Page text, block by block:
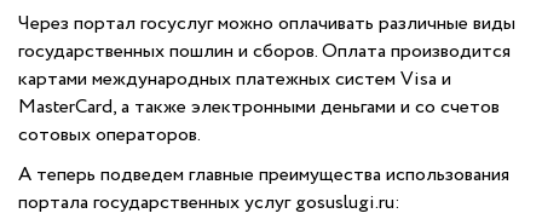
Через портал госуслуг можно оплачивать различные виды
государственных пошлин и сборов. Оплата производится
картами международных платежных систем Visa и
MasterCard, а также электронными деньгами и со счетов
сотовых операторов.
А теперь подведем главные преимущества использования
портала государственных услуг gosuslugi.ru: